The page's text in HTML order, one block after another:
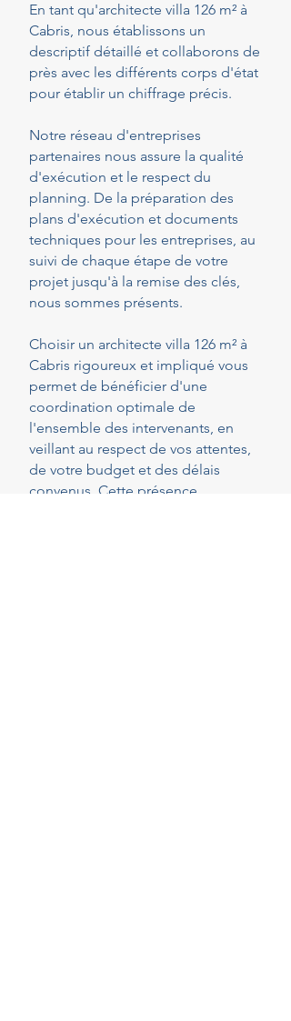
En tant qu'architecte villa 126 m² à
Cabris, nous établissons un
descriptif détaillé et collaborons de
près avec les différents corps d'état
pour établir un chiffrage précis.
Notre réseau d'entreprises
partenaires nous assure la qualité
d'exécution et le respect du
planning. De la préparation des
plans d'exécution et documents
techniques pour les entreprises, au
suivi de chaque étape de votre
projet jusqu'à la remise des clés,
nous sommes présents.
Choisir un architecte villa 126 m² à
Cabris rigoureux et impliqué vous
permet de bénéficier d'une
coordination optimale de
l'ensemble des intervenants, en
veillant au respect de vos attentes,
de votre budget et des délais
convenus. Cette présence